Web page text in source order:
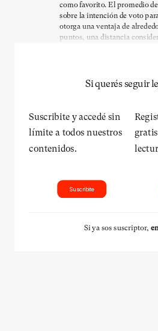
como favorito. El promedio
sobre la intención de voto
otorga una ventaja de
puntos, una distancia
Si querés seguir
Suscribite y accedé sin
límite a todos nuestros
contenidos.
Suscribite
Si ya sos suscriptor,